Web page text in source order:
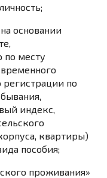
основании
месту
регистрации по
индекс,
квартиры)
пособия;
проживания»